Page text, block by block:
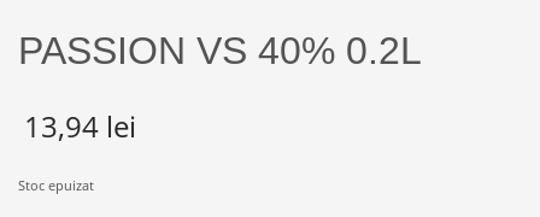
PASSION VS 40% 0.2L
13,94 lei
Stoc epuizat